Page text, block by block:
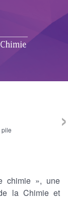
pile ›
chimie », une
la Chimie et